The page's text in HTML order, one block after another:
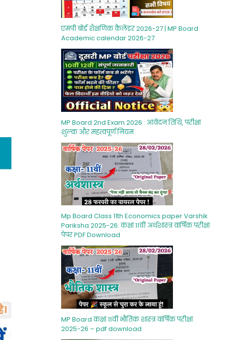
एमपी बोर्ड शैक्षणिक कैलेंडर 2026-27 | MP Board
Academic calendar 2026-27
MP Board 2nd Exam 2026 : आवेदन तिथि, परीक्षा
शुल्‍क और महत्‍वपूर्ण नियम
Mp Board Class 11th Economics paper Varshik
Pariksha 2025-26: कक्षा 11वीं अर्थशास्‍त्र वार्षिक परीक्षा
पेपर PDF Download
MP Board कक्षा 11वीं भौतिक शास्‍त्र वार्षिक परीक्षा
2025-26 – pdf download